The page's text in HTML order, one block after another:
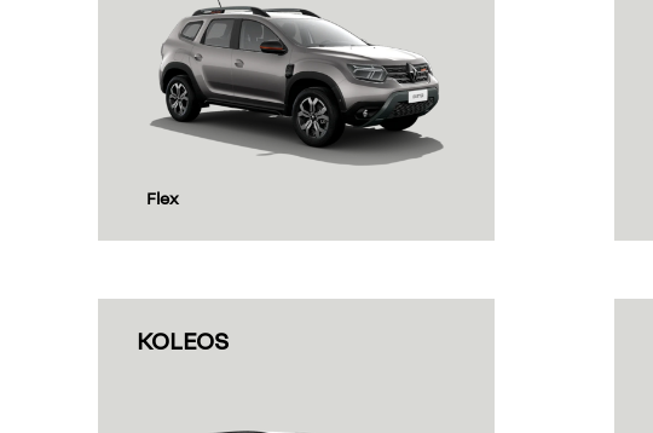
Flex
KOLEOS